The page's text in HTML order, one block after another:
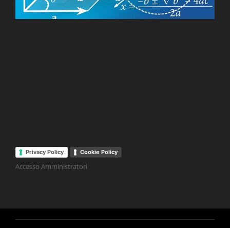
Privacy Policy Cookie Policy
Accesso Amministratori